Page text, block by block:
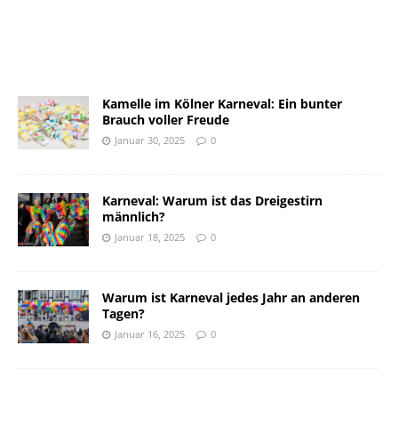
Kamelle im Kölner Karneval: Ein bunter
Brauch voller Freude
Januar 30, 2025 0
Karneval: Warum ist das Dreigestirn
männlich?
Januar 18, 2025 0
Warum ist Karneval jedes Jahr an anderen
Tagen?
Januar 16, 2025 0